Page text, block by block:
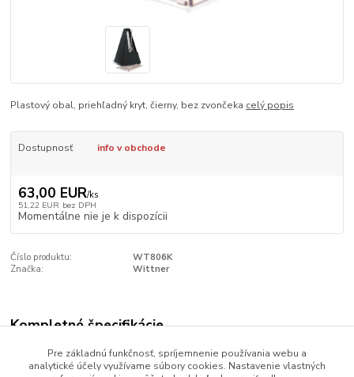
Plastový obal, priehľadný kryt, čierny, bez zvončeka celý popis
Dostupnosť info v obchode
63,00 EUR/ks
51,22 EUR bez DPH
Momentálne nie je k dispozícii
Číslo produktu:
WT806K
Značka:
Wittner
Kompletné špecifikácie
Plastový obal, priehľadný kryt, čierny, bez zvončeka
Pre základnú funkčnosť, spríjemnenie používania webu a
analytické účely využívame súbory cookies. Nastavenie vlastných